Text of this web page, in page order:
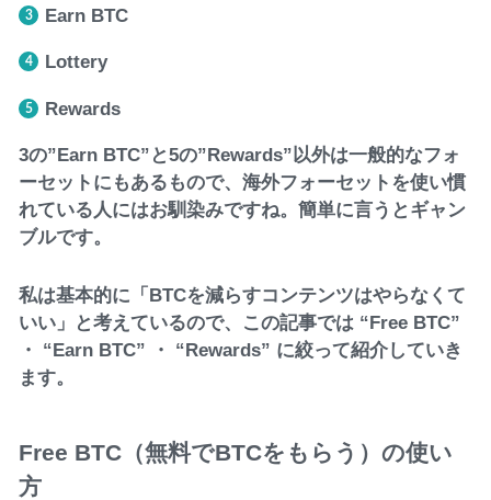
Earn BTC
Lottery
Rewards
3の”Earn BTC”と5の”Rewards”以外は一般的なフォ
ーセットにもあるもので、海外フォーセットを使い慣
れている人にはお馴染みですね。簡単に言うとギャン
ブルです。
私は基本的に「BTCを減らすコンテンツはやらなくて
いい」と考えているので、この記事では “Free BTC”
・ “Earn BTC” ・ “Rewards” に絞って紹介していき
ます。
Free BTC（無料でBTCをもらう）の使い
方